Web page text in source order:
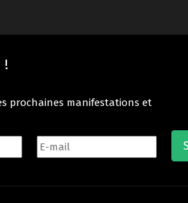
!
prochaines manifestations et